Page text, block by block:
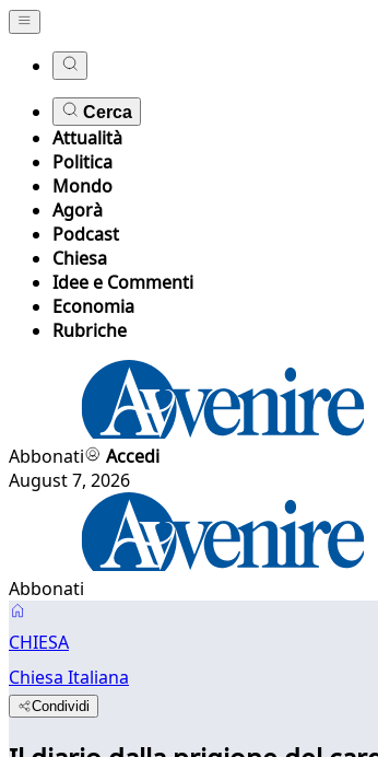
Cerca
Attualità
Politica
Mondo
Agorà
Podcast
Chiesa
Idee e Commenti
Economia
Rubriche
Abbonati
Accedi
August 7, 2026
Abbonati
CHIESA
Chiesa Italiana
Condividi